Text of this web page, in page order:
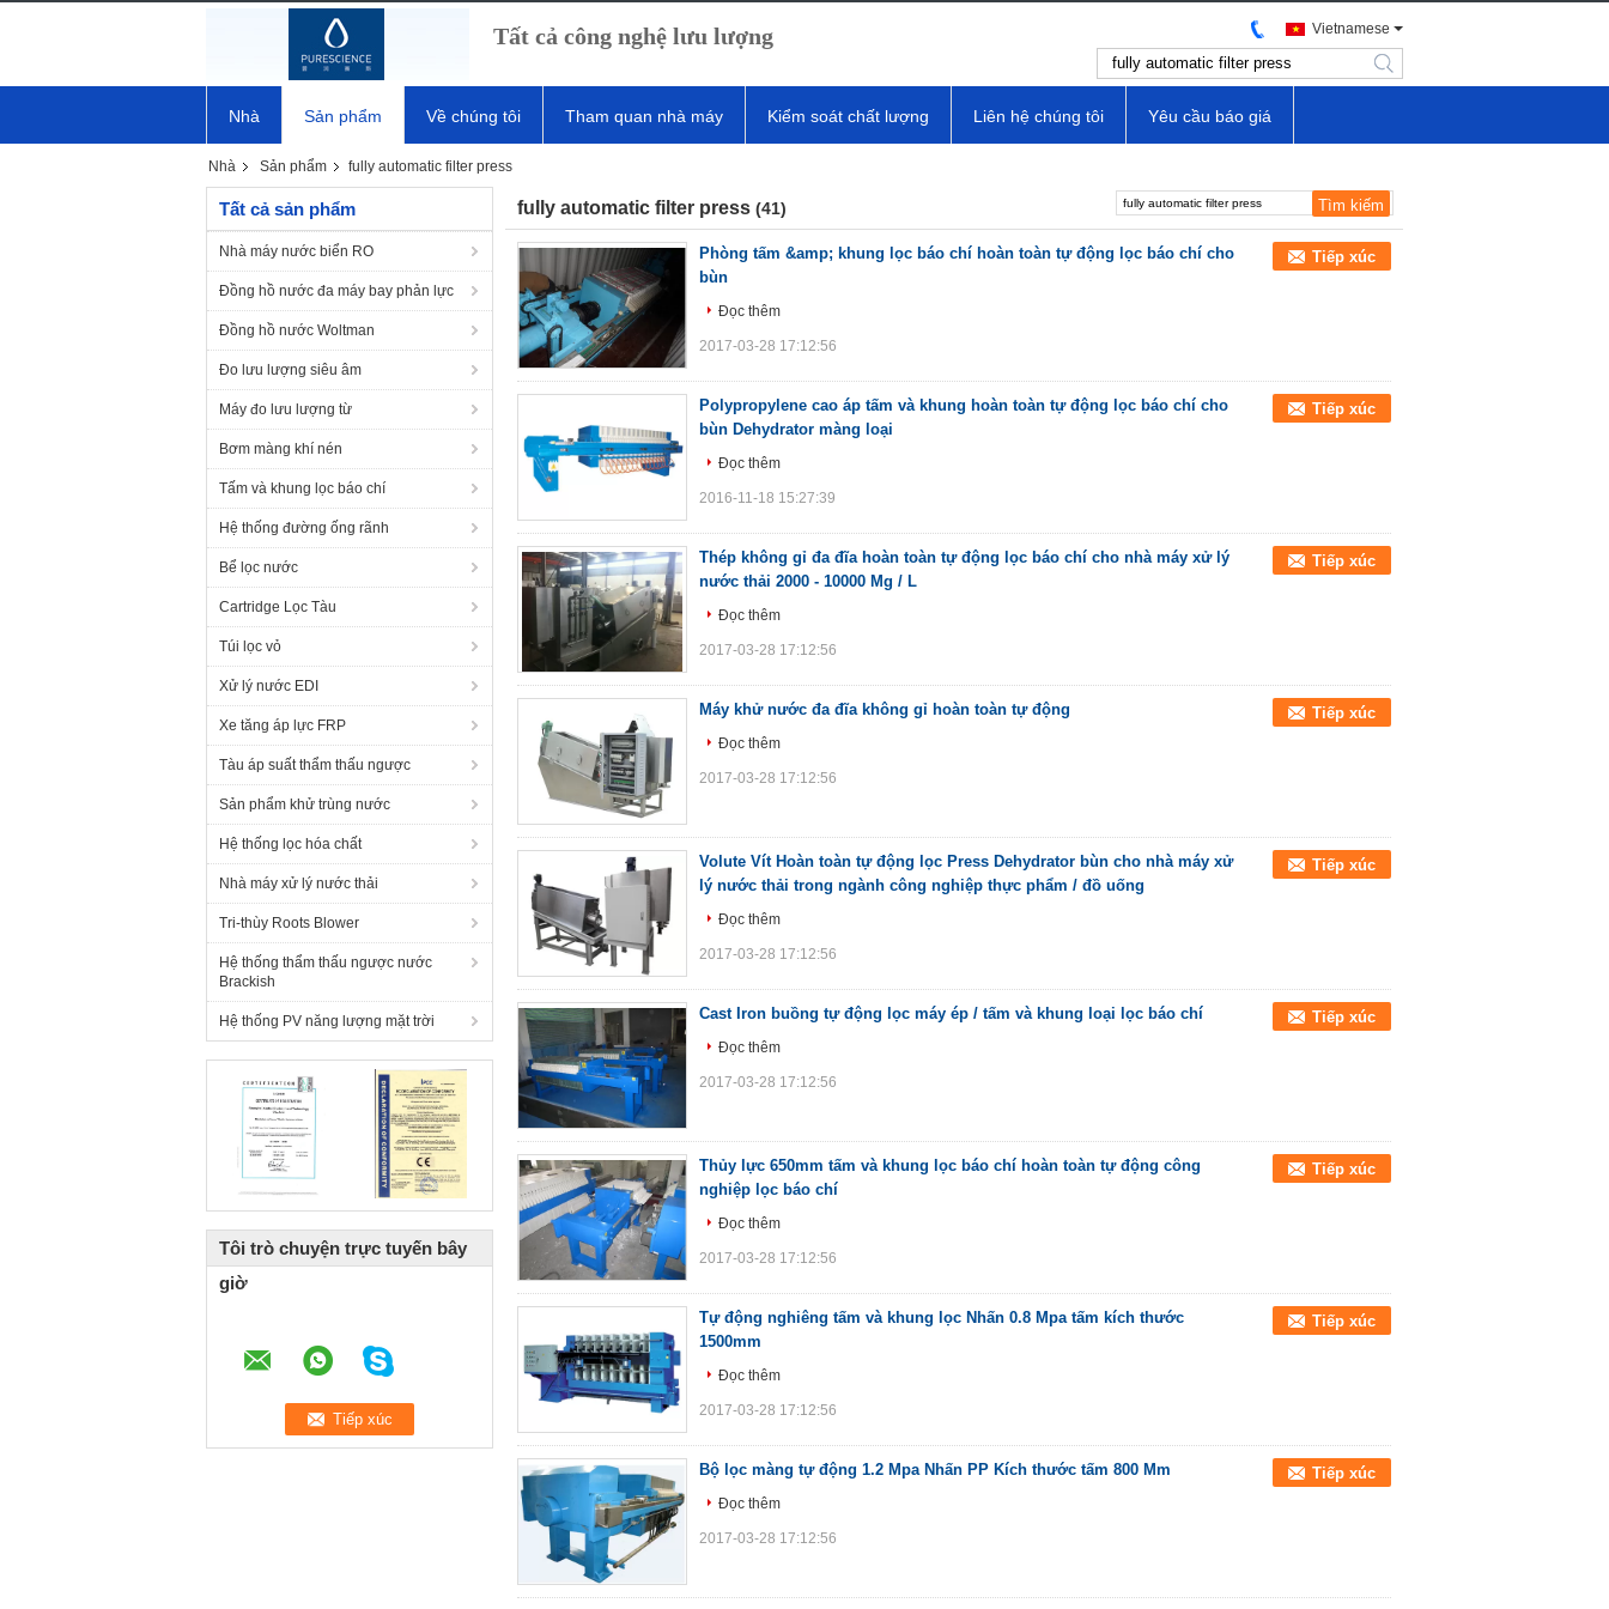
Tất cả công nghệ lưu lượng Vietnamese
search
Nhà Sản phẩm Về chúng tôi Tham quan nhà máy Kiểm soát chất lượng Liên hệ chúng tôi Yêu cầu báo giá
Nhà Sản phẩm fully automatic filter press
Tất cả sản phẩm
Nhà máy nước biển RO
Đồng hồ nước đa máy bay phản lực
Đồng hồ nước Woltman
Đo lưu lượng siêu âm
Máy đo lưu lượng từ
Bơm màng khí nén
Tấm và khung lọc báo chí
Hệ thống đường ống rãnh
Bể lọc nước
Cartridge Lọc Tàu
Túi lọc vỏ
Xử lý nước EDI
Xe tăng áp lực FRP
Tàu áp suất thẩm thấu ngược
Sản phẩm khử trùng nước
Hệ thống lọc hóa chất
Nhà máy xử lý nước thải
Tri-thùy Roots Blower
Hệ thống thẩm thấu ngược nước
Brackish
Hệ thống PV năng lượng mặt trời
Tôi trò chuyện trực tuyến bây
giờ
fully automatic filter press (41)
Phòng tấm &amp; khung lọc báo chí hoàn toàn tự động lọc báo chí cho
bùn
Tiếp xúc
Đọc thêm
2017-03-28 17:12:56
Polypropylene cao áp tấm và khung hoàn toàn tự động lọc báo chí cho
bùn Dehydrator màng loại
Tiếp xúc
Đọc thêm
2016-11-18 15:27:39
Thép không gỉ đa đĩa hoàn toàn tự động lọc báo chí cho nhà máy xử lý
nước thải 2000 - 10000 Mg / L
Tiếp xúc
Đọc thêm
2017-03-28 17:12:56
Máy khử nước đa đĩa không gỉ hoàn toàn tự động Tiếp xúc
Đọc thêm
2017-03-28 17:12:56
Volute Vít Hoàn toàn tự động lọc Press Dehydrator bùn cho nhà máy xử
lý nước thải trong ngành công nghiệp thực phẩm / đồ uống
Tiếp xúc
Đọc thêm
2017-03-28 17:12:56
Cast Iron buồng tự động lọc máy ép / tấm và khung loại lọc báo chí Tiếp xúc
Đọc thêm
2017-03-28 17:12:56
Thủy lực 650mm tấm và khung lọc báo chí hoàn toàn tự động công
nghiệp lọc báo chí
Tiếp xúc
Đọc thêm
2017-03-28 17:12:56
Tự động nghiêng tấm và khung lọc Nhấn 0.8 Mpa tấm kích thước
1500mm
Tiếp xúc
Đọc thêm
2017-03-28 17:12:56
Bộ lọc màng tự động 1.2 Mpa Nhấn PP Kích thước tấm 800 Mm Tiếp xúc
Đọc thêm
2017-03-28 17:12:56